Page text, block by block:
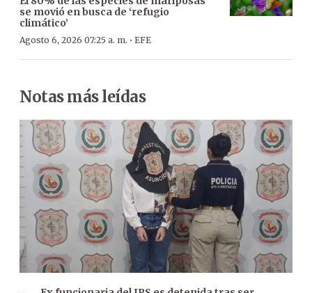
se movió en busca de ‘refugio
climático’
Agosto 6, 2026 07:25 a. m. · EFE
Notas más leídas